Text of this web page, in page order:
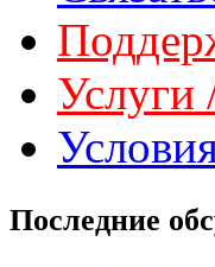
Услуги
Последние